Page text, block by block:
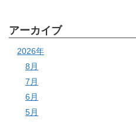
アーカイブ
2026年
8月
7月
6月
5月